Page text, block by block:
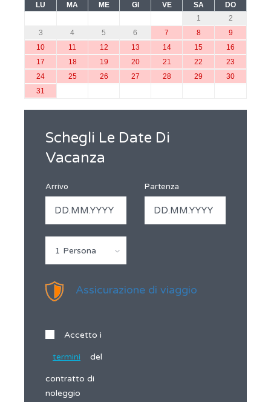
LU MA ME GI VE SA
DO
1
2
3
4 5 6 7 8
9
10
11 12 13 14 15
16
17
18 19 20 21 22
23
24
25 26 27 28 29
30
31
Schegli Le Date Di
Vacanza
Arrivo Partenza
1 Persona
Assicurazione di viaggio
Accetto i
termini del
contratto di
noleggio